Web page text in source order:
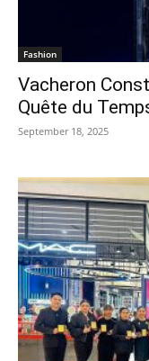
Fashion
Vacheron
Quête du
September 18, 2025